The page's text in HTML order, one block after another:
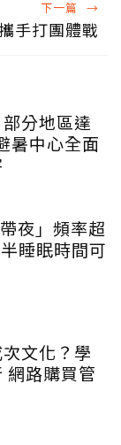
下一篇 →
手打團體戰
分地區達
暑中心全面
夜」頻率超
睡眠時間可
文化？學
網路購買管